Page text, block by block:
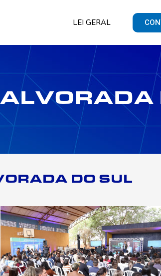
LEI GERAL
DO SUL